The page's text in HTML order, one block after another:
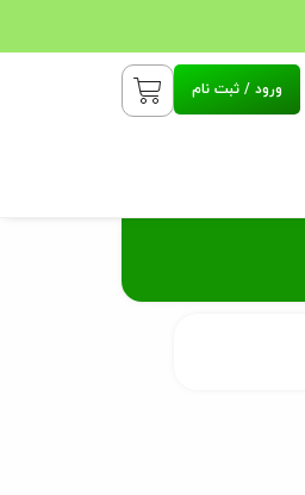
ورود / ثبت نام